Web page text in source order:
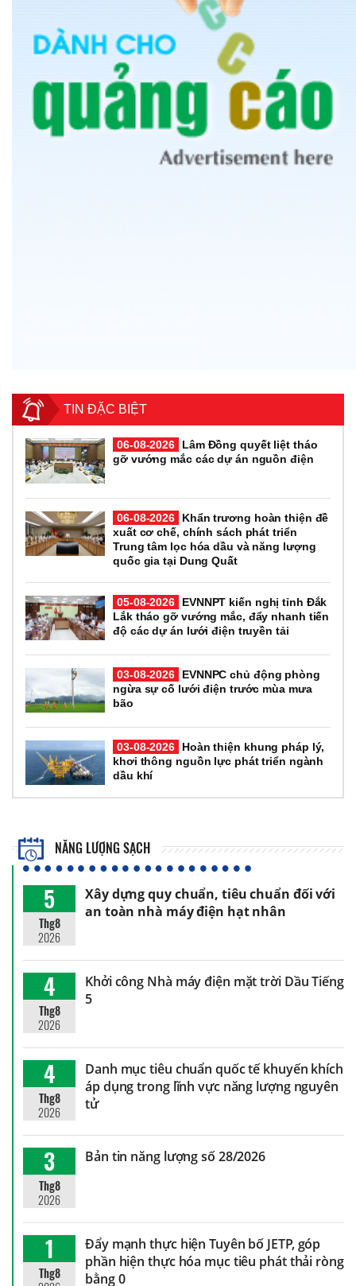
TIN ĐẶC BIỆT
06-08-2026
Lâm Đồng quyết liệt tháo
gỡ vướng mắc các dự án nguồn điện
06-08-2026
Khẩn trương hoàn thiện đề
xuất cơ chế, chính sách phát triển
Trung tâm lọc hóa dầu và năng lượng
quốc gia tại Dung Quất
05-08-2026
EVNNPT kiến nghị tỉnh Đắk
Lắk tháo gỡ vướng mắc, đẩy nhanh tiến
độ các dự án lưới điện truyền tải
03-08-2026
EVNNPC chủ động phòng
ngừa sự cố lưới điện trước mùa mưa
bão
03-08-2026
Hoàn thiện khung pháp lý,
khơi thông nguồn lực phát triển ngành
dầu khí
NĂNG LƯỢNG SẠCH
5
Thg8
2026
Xây dựng quy chuẩn, tiêu chuẩn đối với
an toàn nhà máy điện hạt nhân
4
Thg8
2026
Khởi công Nhà máy điện mặt trời Dầu Tiếng
5
4
Thg8
2026
Danh mục tiêu chuẩn quốc tế khuyến khích
áp dụng trong lĩnh vực năng lượng nguyên
tử
3
Thg8
2026
Bản tin năng lượng số 28/2026
1
Thg8
Đẩy mạnh thực hiện Tuyên bố JETP, góp
phần hiện thực hóa mục tiêu phát thải ròng
bằng 0